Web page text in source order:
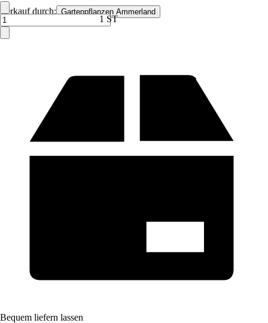
Verkauf durch: Gartenpflanzen Ammerland
1 ST
Bequem liefern lassen